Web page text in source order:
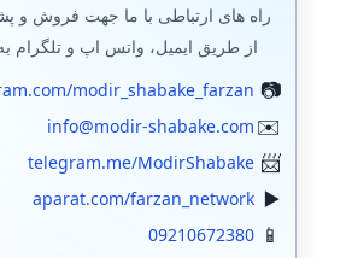
راه های ارتباطی با ما جهت فروش و
از طریق ایمیل، واتس اپ و
modir_shabake_farzan
info@modir-shabake.com
telegram.me/ModirShabake
aparat.com/farzan_network
09210672380